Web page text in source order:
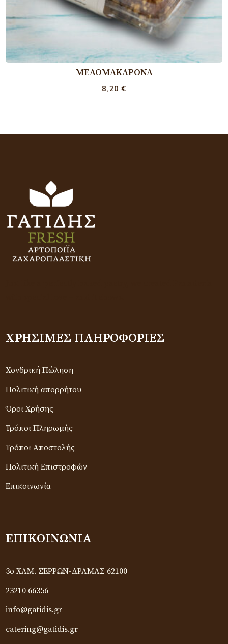
ΜΕΛΟΜΑΚΆΡΟΝΑ
8,20€
ΧΡΉΣΙΜΕΣ ΠΛΗΡΟΦΟΡΊΕΣ
Χονδρική Πώληση
Πολιτική απορρήτου
Όροι Χρήσης
Τρόποι Πληρωμής
Τρόποι Αποστολής
Πολιτική Επιστροφών
Επικοινωνία
ΕΠΙΚΟΙΝΩΝΊΑ
3ο ΧΛΜ. ΣΕΡΡΩΝ-ΔΡΑΜΑΣ 62100
23210 66356
info@gatidis.gr
catering@gatidis.gr